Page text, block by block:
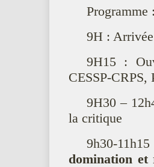
Programme
9H :
9H15 :
CESSP-CRPS,
9H30 –
la critique
9h30-
domination et